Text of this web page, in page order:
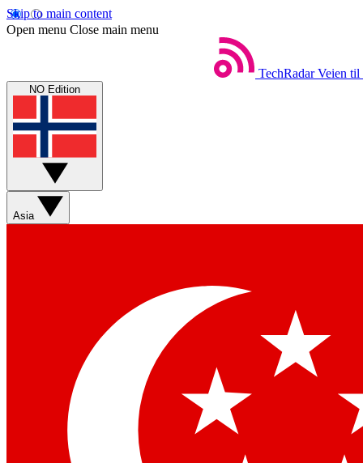
Skip to main content
Open menu Close main menu
TechRadar Veien til
NO Edition
Asia